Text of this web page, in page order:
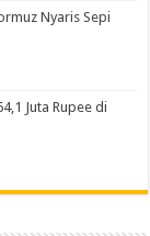
Nyaris Sepi
Juta Rupee di